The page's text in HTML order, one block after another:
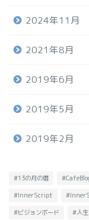
2024年11月
2021年8月
2019年6月
2019年5月
2019年2月
#13の月の暦
#InnerScript
#ビジョンボード #人